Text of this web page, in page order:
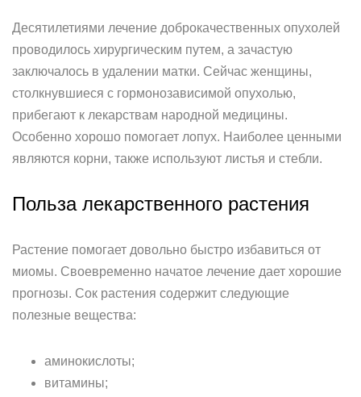
Десятилетиями лечение доброкачественных опухолей
проводилось хирургическим путем, а зачастую
заключалось в удалении матки. Сейчас женщины,
столкнувшиеся с гормонозависимой опухолью,
прибегают к лекарствам народной медицины.
Особенно хорошо помогает лопух. Наиболее ценными
являются корни, также используют листья и стебли.
Польза лекарственного растения
Растение помогает довольно быстро избавиться от
миомы. Своевременно начатое лечение дает хорошие
прогнозы. Сок растения содержит следующие
полезные вещества:
аминокислоты;
витамины;